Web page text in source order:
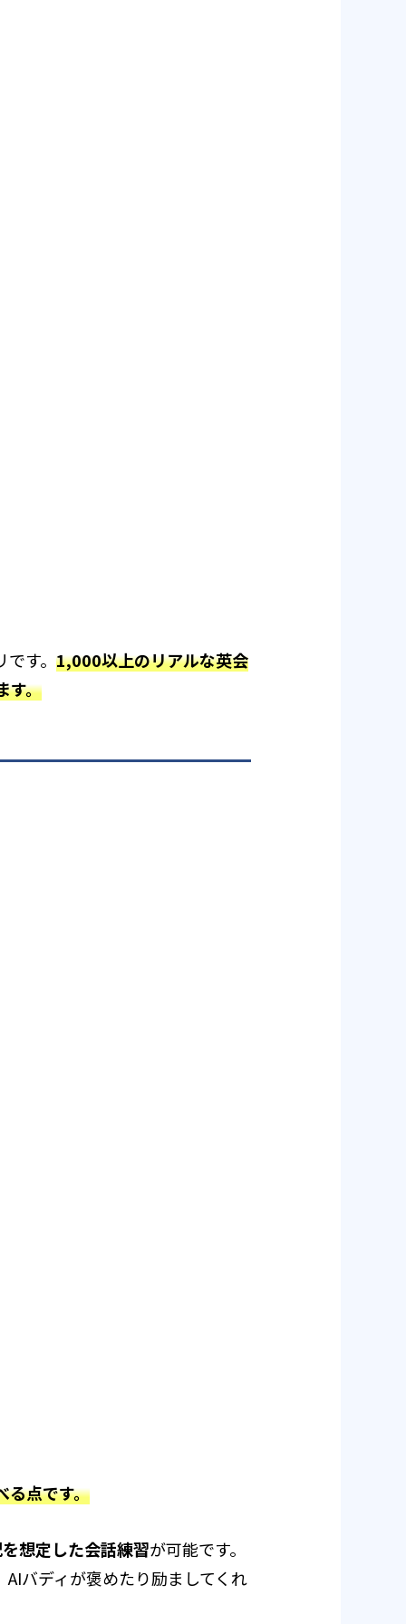
す。 1,000以上のリアルな英会
す。
る点です。
想定した会話練習が可能です。
バディが褒めたり励ましてくれ